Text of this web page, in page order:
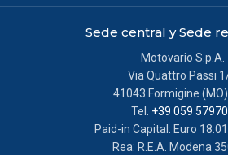
Sede central y Sede
Motovario S.p.A.
Via Quattro Passi
41043 Formigine
Tel. +39 059
Paid-in Capital: Euro
Rea: R.E.A. Modena